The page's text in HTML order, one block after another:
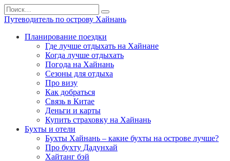
Перейти
к
содержанию
Search
for:
Путеводитель по острову Хайнань
Планирование поездки
Где лучше отдыхать на Хайнане
Когда лучше отдыхать
Погода на Хайнань
Сезоны для отдыха
Про визу
Как добраться
Связь в Китае
Деньги и карты
Купить страховку на Хайнань
Бухты и отели
Бухты Хайнань – какие бухты на острове лучше?
Про бухту Дадунхай
Хайтанг бэй